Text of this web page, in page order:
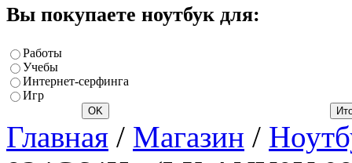
Вы покупаете ноутбук для:
Работы
Учебы
Интернет-серфинга
Игр
Главная / Магазин /